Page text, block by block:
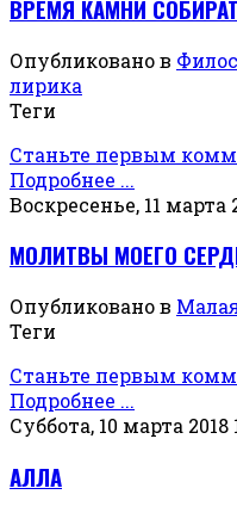
ВРЕМЯ КАМНИ
Опубликовано в
лирика
Теги
Станьте первым
Подробнее ...
Воскресенье, 11 марта
МОЛИТВЫ МОЕГО
Опубликовано в
Теги
Станьте первым
Подробнее ...
Суббота, 10 марта 2018
АЛЛА